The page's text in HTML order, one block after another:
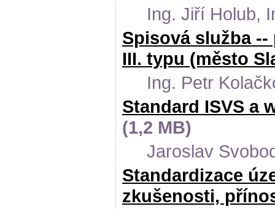
Ing. Jiří Holub,
Spisová služba
III. typu (město
Ing. Petr
Standard ISVS a
(1,2 MB)
Jaroslav
Standardizace
zkušenosti,